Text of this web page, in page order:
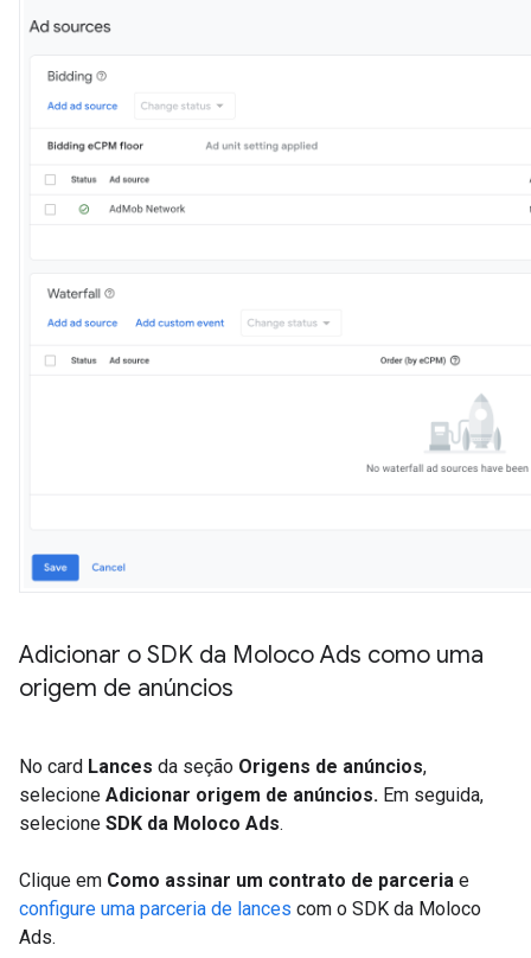
Adicionar o SDK da Moloco Ads como uma
origem de anúncios
No card Lances da seção Origens de anúncios,
selecione Adicionar origem de anúncios. Em seguida,
selecione SDK da Moloco Ads.
Clique em Como assinar um contrato de parceria e
configure uma parceria de lances com o SDK da Moloco
Ads.